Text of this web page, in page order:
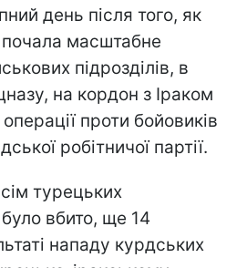
день після того, як
масштабне
підрозділів, в
на кордон з Іраком
проти бойовиків
робітничої партії.
турецьких
вбито, ще 14
нападу курдських